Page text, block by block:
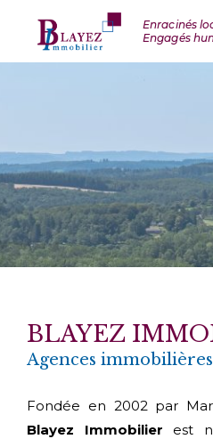
BLAYEZ
Agences
Fondée en 2002 par
Blayez Immobilier est